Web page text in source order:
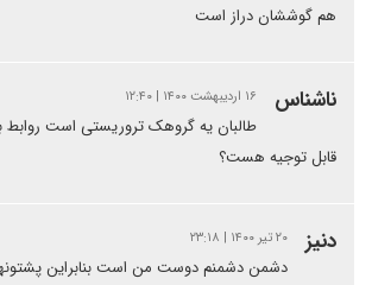
هم گوششان دراز است
ناشناس ۱۶ اردیبهشت ۱۴۰۰ | ۱۲:۴۰
طالبان یه گروهک تروریستی است
قابل توجیه هست؟
دنیز ۲۰ تیر ۱۴۰۰ | ۲۳:۱۸
دشمن دشمنم دوست من است بنابراین